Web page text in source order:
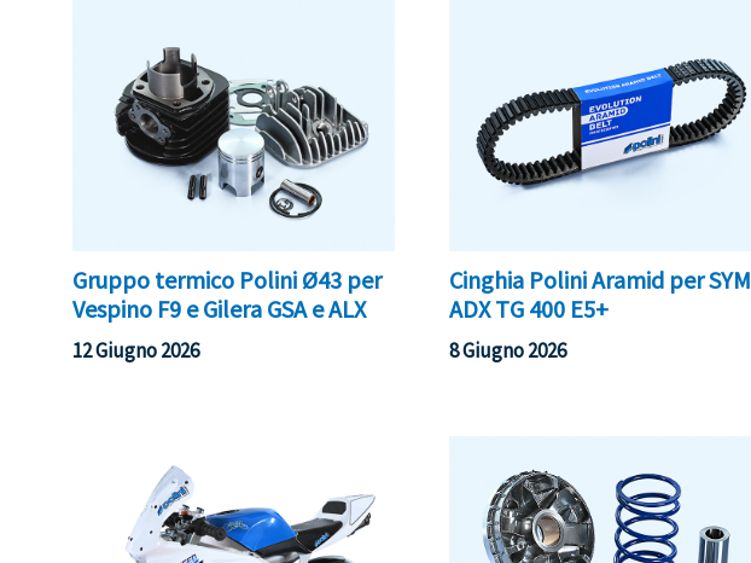
Gruppo termico Polini Ø43 per
Vespino F9 e Gilera GSA e ALX
12 Giugno 2026
Cinghia Polini Aramid per SYM
ADX TG 400 E5+
8 Giugno 2026